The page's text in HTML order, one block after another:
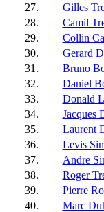
27.
Gilles
28.
Camil
29.
Collin
30.
Gerard
31.
Bruno
32.
Daniel
33.
Donald
34.
Jacques
35.
Laurent
36.
Levis
37.
Andre
38.
Roger
39.
Pierre
40.
Marc